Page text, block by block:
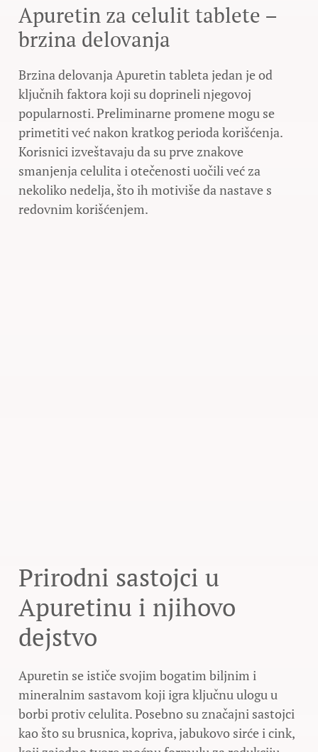
Apuretin za celulit tablete –
brzina delovanja
Brzina delovanja Apuretin tableta jedan je od
ključnih faktora koji su doprineli njegovoj
popularnosti. Preliminarne promene mogu se
primetiti već nakon kratkog perioda korišćenja.
Korisnici izveštavaju da su prve znakove
smanjenja celulita i otečenosti uočili već za
nekoliko nedelja, što ih motiviše da nastave s
redovnim korišćenjem.
Prirodni sastojci u
Apuretinu i njihovo
dejstvo
Apuretin se ističe svojim bogatim biljnim i
mineralnim sastavom koji igra ključnu ulogu u
borbi protiv celulita. Posebno su značajni sastojci
kao što su brusnica, kopriva, jabukovo sirće i cink,